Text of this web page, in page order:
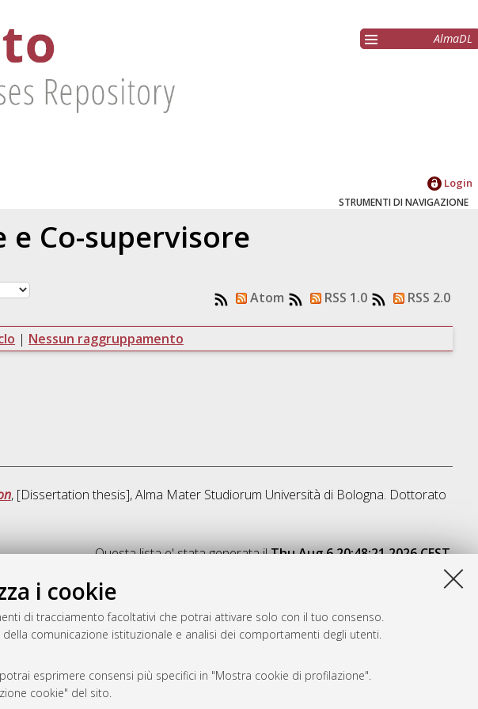
i cookie
di tracciamento facoltativi che potrai attivare solo con il tuo consenso.
comunicazione istituzionale e analisi dei comportamenti degli utenti.
esprimere consensi più specifici in "Mostra cookie di profilazione".
cookie" del sito.
AlmaDL
Login
STRUMENTI DI NAVIGAZIONE
Co-supervisore
Atom RSS 1.0 RSS 2.0
| Nessun raggruppamento
, [Dissertation thesis], Alma Mater Studiorum Università di Bologna. Dottorato
Questa lista e' stata generata ilThu Aug 6 20:48:21 2026 CEST.